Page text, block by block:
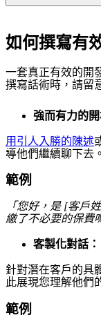
如何撰寫有
一套真正有效的開
撰寫話術時，請留
強而有力的開
用引人入勝的陳述
導他們繼續聊下去。
範例
「您好，是 [客戶
繳了不必要的保費
客製化對話：
針對潛在客戶的具
此展現您理解他們
範例